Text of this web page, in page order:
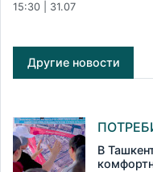
15:30 | 31.07
Другие новости
В